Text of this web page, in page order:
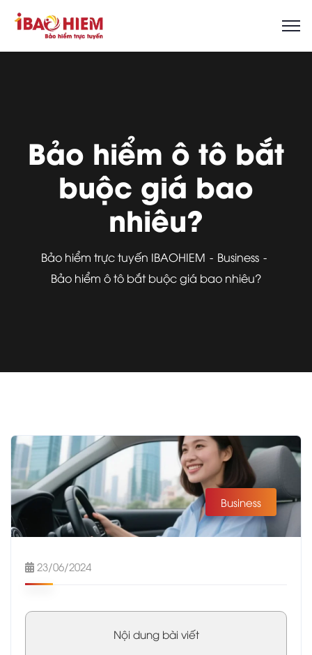
Bảo hiểm ô tô bắt
buộc giá bao
nhiêu?
Bảo hiểm trực tuyến IBAOHIEM
Business
Bảo hiểm ô tô bắt buộc giá bao nhiêu?
Business
23/06/2024
Nội dung bài viết